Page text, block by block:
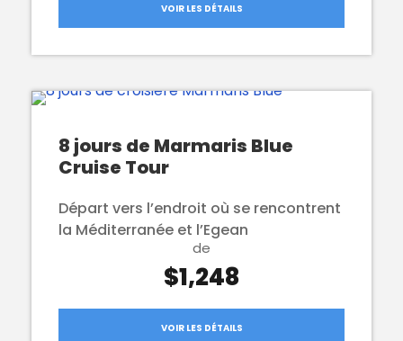
VOIR LES DÉTAILS
8 jours de Marmaris Blue
Cruise Tour
Départ vers l’endroit où se rencontrent
la Méditerranée et l’Egean
de
$1,248
VOIR LES DÉTAILS